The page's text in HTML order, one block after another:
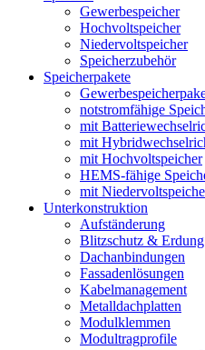
Gewerbespeicher
Hochvoltspeicher
Niedervoltspeicher
Speicherzubehör
Speicherpakete
notstromfähige
mit
mit
mit Hochvoltspeicher
HEMS-fähige
mit
Unterkonstruktion
Aufständerung
Blitzschutz & Erdung
Dachanbindungen
Fassadenlösungen
Kabelmanagement
Metalldachplatten
Modulklemmen
Modultragprofile